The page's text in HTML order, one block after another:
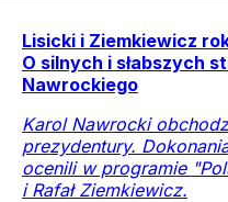
Lisicki i Ziemkiewicz
O silnych i słabszych
Nawrockiego
Karol Nawrocki
prezydentury.
ocenili w programie
i Rafał Ziemkiewicz.